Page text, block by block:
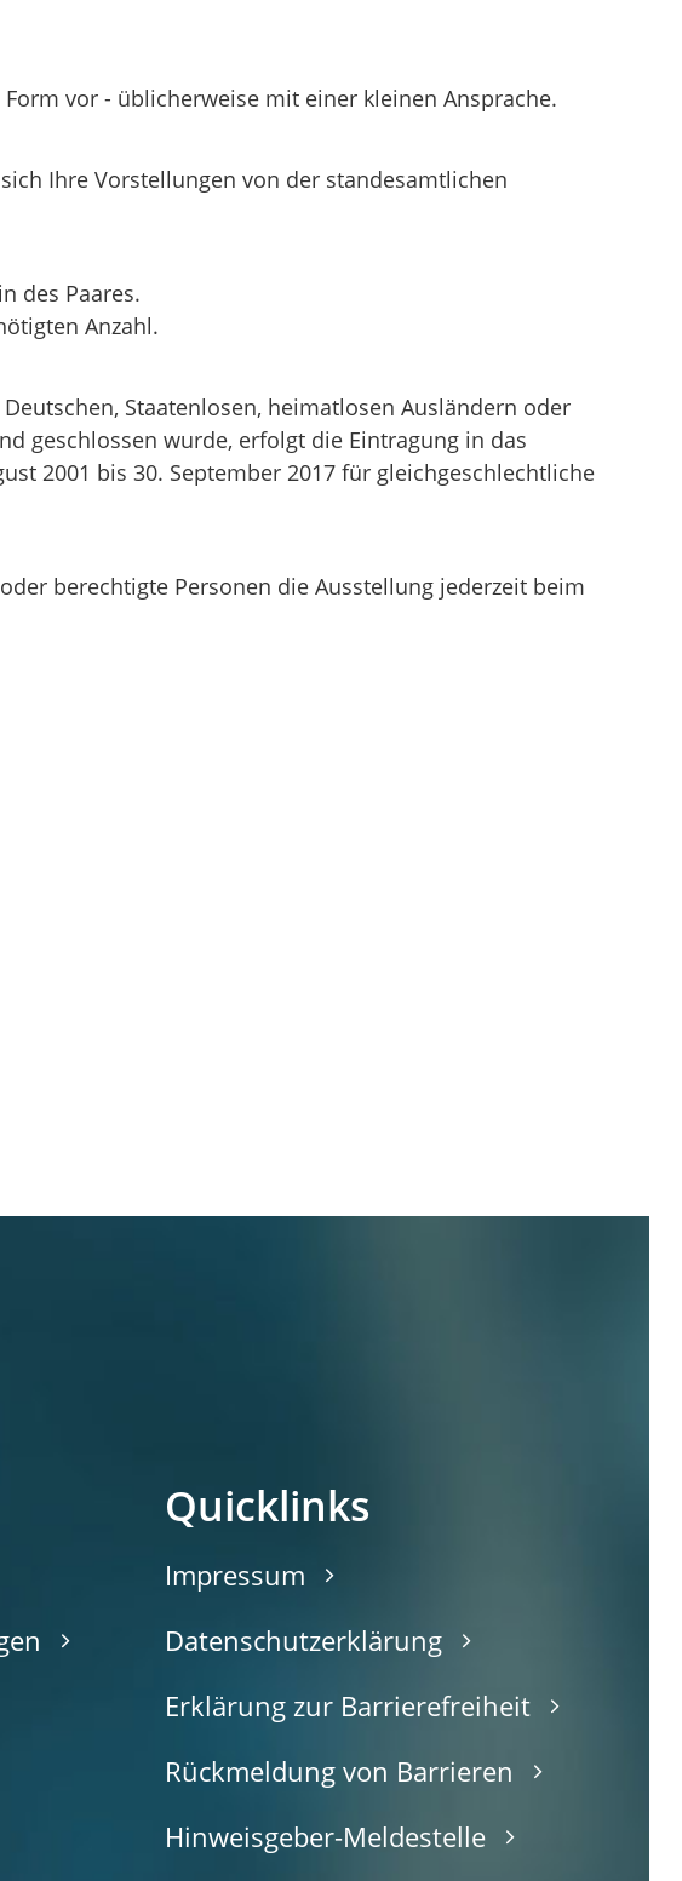
vor - üblicherweise mit einer kleinen Ansprache.
Ihre Vorstellungen von der standesamtlichen
des Paares.
Anzahl.
Staatenlosen, heimatlosen Ausländern oder
geschlossen wurde, erfolgt die Eintragung in das
2001 bis 30. September 2017 für gleichgeschlechtliche
berechtigte Personen die Ausstellung jederzeit beim
Quicklinks
Impressum
Datenschutzerklärung
Erklärung zur Barrierefreiheit
Rückmeldung von Barrieren
Hinweisgeber-Meldestelle